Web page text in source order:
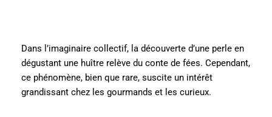
Dans l’imaginaire collectif, la découverte d’une perle en
dégustant une huître relève du conte de fées. Cependant,
ce phénomène, bien que rare, suscite un intérêt
grandissant chez les gourmands et les curieux.